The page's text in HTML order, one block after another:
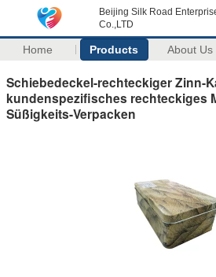
Beijing Silk Road
Co.,LTD
Home Products About Us
Schiebedeckel-rechteckiger Zinn-
kundenspezifisches rechteckiges
Süßigkeits-Verpacken